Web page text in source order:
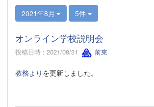
2021年8月 5件
オンライン学校説明会
投稿日時 : 2021/08/31 前東
教務より を更新しました。